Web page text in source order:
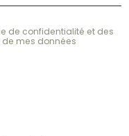
de confidentialité et des
mes données